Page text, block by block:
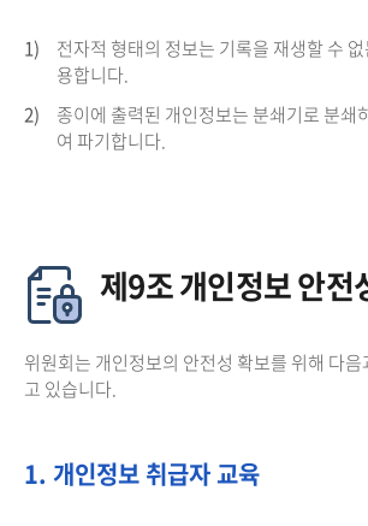
1)
전자적 형태의 정보는 기록을 재생할 수
용합니다.
2)
종이에 출력된 개인정보는 분쇄기로 분쇄
여 파기합니다.
제9조 개인정보 안전
위원회는 개인정보의 안전성 확보를 위해 다
고 있습니다.
1. 개인정보 취급자 교육